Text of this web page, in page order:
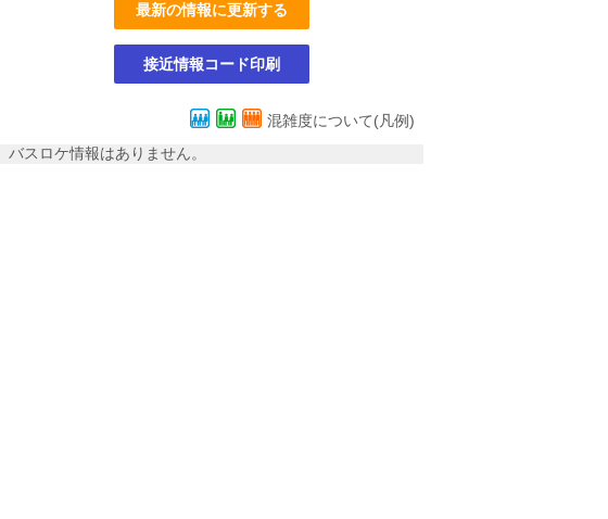
最新の情報に更新する
接近情報コード印刷
混雑度について(凡例)
バスロケ情報はありません。